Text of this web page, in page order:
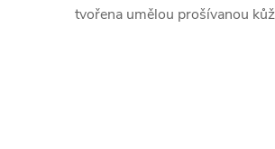
tvořena umělou prošívanou